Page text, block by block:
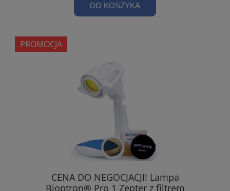
DO KOSZYKA
CENA DO NEGOCJACJI! Lampa
Bioptron® Pro 1 Zepter z filtrem
PROMOCJA